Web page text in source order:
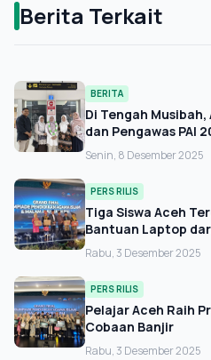
Berita Terkait
BERITA
Di Tengah
dan Pengawas PAI
Senin, 8 Desember 2025
PERS RILIS
Tiga Siswa Aceh
Bantuan Laptop
Rabu, 3 Desember 2025
PERS RILIS
Pelajar Aceh Raih
Cobaan Banjir
Rabu, 3 Desember 2025